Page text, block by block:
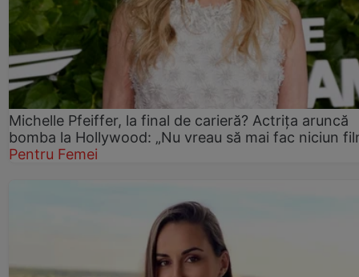
Michelle Pfeiffer, la final de carieră? Actrița aruncă
bomba la Hollywood: „Nu vreau să mai fac niciun
Pentru Femei